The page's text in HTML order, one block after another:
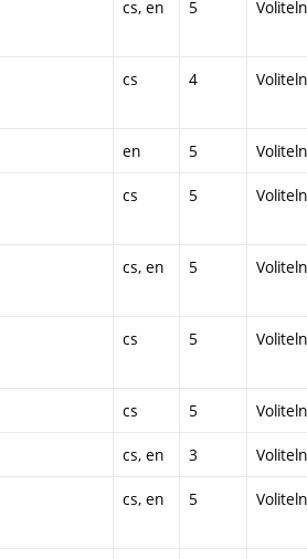
cs, en 5
cs 4
en 5
cs 5
cs, en 5
cs 5
cs 5
cs, en 3
cs, en 5